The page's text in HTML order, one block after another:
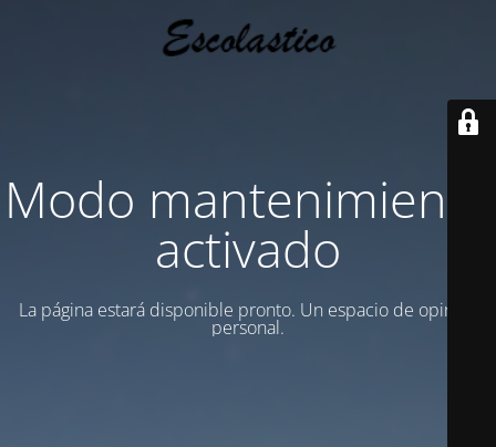
Modo mantenimiento
activado
La página estará disponible pronto. Un espacio de opinion
personal.